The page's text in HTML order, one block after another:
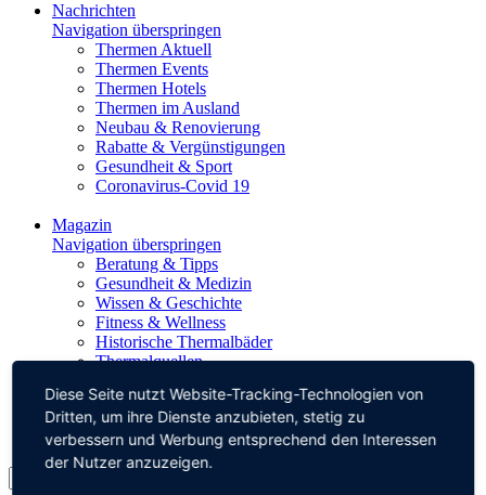
Nachrichten
Navigation überspringen
Thermen Aktuell
Thermen Events
Thermen Hotels
Thermen im Ausland
Neubau & Renovierung
Rabatte & Vergünstigungen
Gesundheit & Sport
Coronavirus-Covid 19
Magazin
Navigation überspringen
Beratung & Tipps
Gesundheit & Medizin
Wissen & Geschichte
Fitness & Wellness
Historische Thermalbäder
Thermalquellen
Impressum
Datenschutz
Diese Seite nutzt Website-Tracking-Technologien von
Dritten, um ihre Dienste anzubieten, stetig zu
verbessern und Werbung entsprechend den Interessen
der Nutzer anzuzeigen.